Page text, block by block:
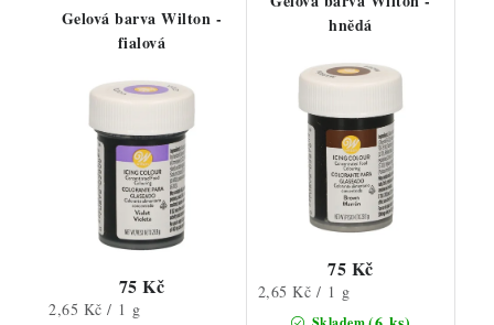
Gelová barva Wilton -
fialová
75 Kč
Měrná
2,65 Kč / 1 g
hnědá
75 Kč
Měrná
2,65 Kč / 1 g